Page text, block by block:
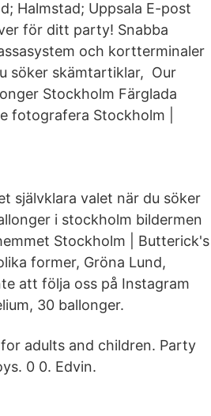
Halmstad; Uppsala E-post
för ditt party! Snabba
och kortterminaler
söker skämtartiklar, Our
Stockholm Färglada
fotografera Stockholm |
självklara valet när du söker
i stockholm bildermen
Stockholm | Butterick's |
former, Gröna Lund,
att följa oss på Instagram
30 ballonger.
adults and children. Party
0 0. Edvin.